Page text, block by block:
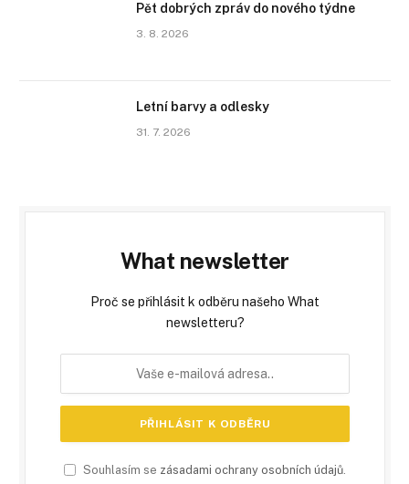
Pět dobrých zpráv do nového týdne
3. 8. 2026
Letní barvy a odlesky
31. 7. 2026
What newsletter
Proč se přihlásit k odběru našeho What
newsletteru?
Souhlasím se zásadami ochrany osobních údajů.